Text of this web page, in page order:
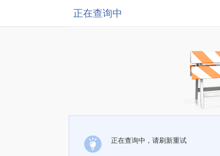
正在查询中
正在查询中，请刷新重试